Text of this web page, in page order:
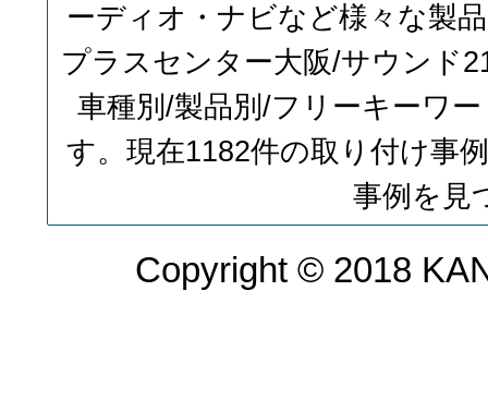
ーディオ・ナビなど様々な製
プラスセンター大阪/サウンド
車種別/製品別/フリーキーワ
す。現在1182件の取り付け事
事例を見
Copyright © 2018